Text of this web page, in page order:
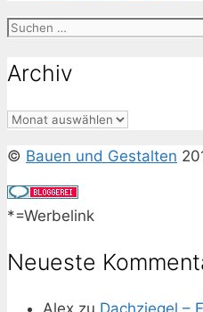
Suchen
Archiv
Archiv
© Bauen und Gestalten
*=Werbelink
Neueste
Alex zu Dachziegel –